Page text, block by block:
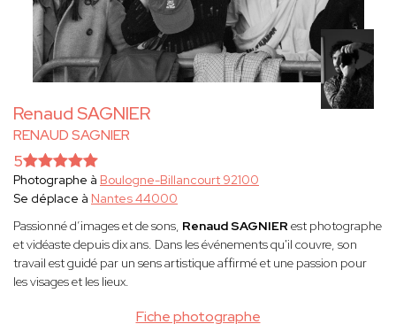
Renaud SAGNIER
RENAUD SAGNIER
Fiche photographe
5
Photographe à Boulogne-Billancourt 92100
Se déplace à Nantes 44000
Passionné d’images et de sons, Renaud SAGNIER est photographe
et vidéaste depuis dix ans. Dans les événements qu'il couvre, son
travail est guidé par un sens artistique affirmé et une passion pour
les visages et les lieux.